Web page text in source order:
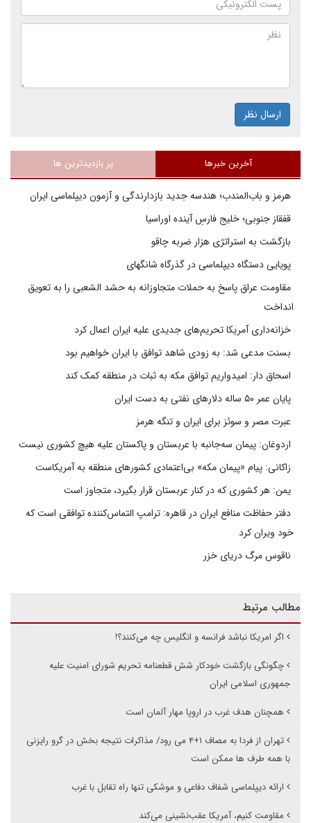
ارسال نظر
آخرین خبرها پر بازدیدترین ها
هرمز و باب‌المندب؛ هندسه جدید بازدارندگی و آزمون دیپلماسی ایران
قفقاز جنوبی؛ خلیج فارسِ آینده اوراسیا
بازگشت به استراتژی هزار ضربه چاقو
پویایی دستگاه دیپلماسی در گذرگاه شانگهای
مقاومت عراق پاسخ به حملات متجاوزانه به حشد الشعبی را به تعویق
انداخت
خزانه‌داری آمریکا تحریم‌های جدیدی علیه ایران اعمال کرد
بسنت مدعی شد: به زودی شاهد توافق با ایران خواهیم بود
اسحاق دار: امیدواریم توافق مکه به ثبات در منطقه کمک کند
پایان عمر ۵۰ ساله دلارهای نفتی به دست ایران
عبرت مصر و سوئز برای ایران و تنگه هرمز
اردوغان: پیمان سه‌جانبه با عربستان و پاکستان علیه هیچ کشوری نیست
زاکانی: پیام «پیمان مکه» بی‌اعتمادی کشورهای منطقه به آمریکاست
یمن: هر کشوری که در کنار عربستان قرار بگیرد، متجاوز است
دفتر حفاظت منافع ایران در قاهره: ترامپ التماس‌کننده توافقی است که
خود ویران کرد
ناقوس مرگ دریای خزر
مطالب مرتبط
اگر امریکا نباشد فرانسه و انگلیس چه می‌کنند؟!
چگونگی بازگشت خودکار شش قطعنامه تحریم شورای امنیت علیه
جمهوری اسلامی ایران
همچنان هدف غرب در اروپا مهار آلمان است
تهران از فردا به مصاف ۱+۴ می رود/ مذاکرات نتیجه بخش در گرو رایزنی
با همه طرف ها ممکن است
ارائه دیپلماسی شفاف دفاعی و موشکی تنها راه تقابل با غرب
مقاومت کنیم، آمریکا عقب‌نشینی می‌کند